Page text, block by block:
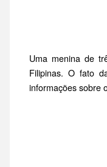
Uma menina de
Filipinas. O fato
informações sobre